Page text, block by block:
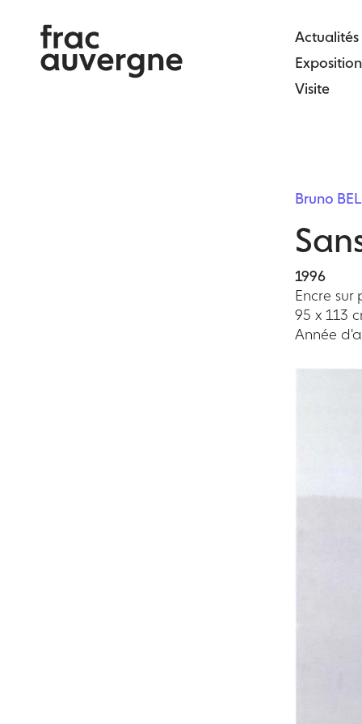
content
Actualités
Visite
Bruno
1996
Encre
95 x 113
Année